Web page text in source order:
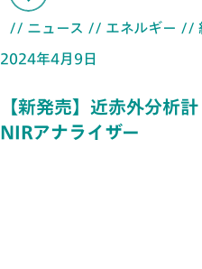
// ニュース // エネルギー //
2024年4月9日
【新発売】近赤外分析
NIRアナライザー